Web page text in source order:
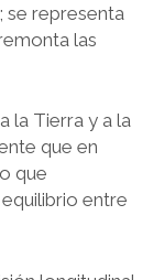
se representa
las
la Tierra y a la
que en
que
entre